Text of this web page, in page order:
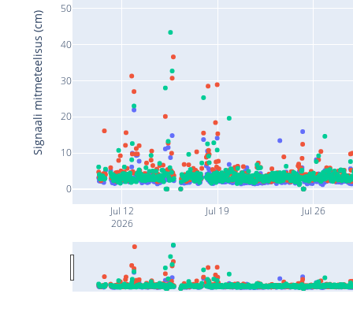
Jul 12
2026
Jul 19 Jul 26
0
10
20
30
40
50
Signaali mitmeteelisus (cm)